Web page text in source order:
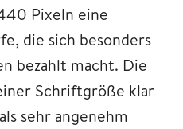
Pixeln eine
die sich besonders
bezahlt macht. Die
Schriftgröße klar
sehr angenehm